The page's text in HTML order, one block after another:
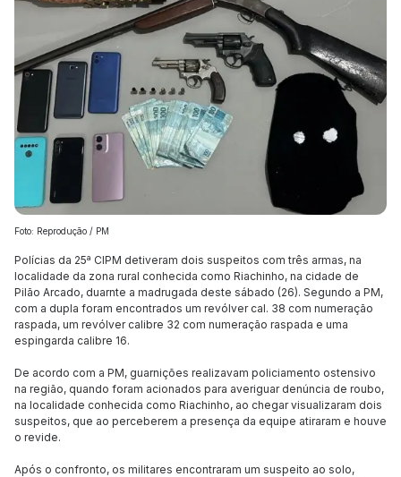
Foto: Reprodução / PM
Polícias da 25ª CIPM detiveram dois suspeitos com três armas, na
localidade da zona rural conhecida como Riachinho, na cidade de
Pilão Arcado, duarnte a madrugada deste sábado (26). Segundo a PM,
com a dupla foram encontrados um revólver cal. 38 com numeração
raspada, um revólver calibre 32 com numeração raspada e uma
espingarda calibre 16.
De acordo com a PM, guarnições realizavam policiamento ostensivo
na região, quando foram acionados para averiguar denúncia de roubo,
na localidade conhecida como Riachinho, ao chegar visualizaram dois
suspeitos, que ao perceberem a presença da equipe atiraram e houve
o revide.
Após o confronto, os militares encontraram um suspeito ao solo,